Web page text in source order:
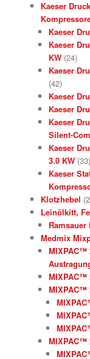
Kaeser
Kaeser
Kaeser
KW (24)
Kaeser
(42)
Kaeser
Kaeser
Kaeser
Silent-
Kaeser
3.0 KW (33)
Kaeser
Klotzhebel
Leinölkitt,
Medmix
MIXPAC™
MIXPAC™
MIXPAC™
MIXPAC™